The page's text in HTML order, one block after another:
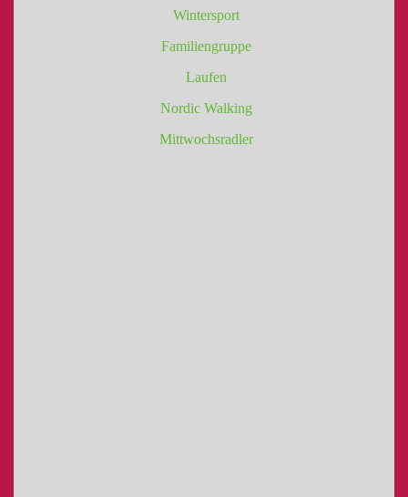
Wintersport
Familiengruppe
Laufen
Nordic Walking
Mittwochsradler